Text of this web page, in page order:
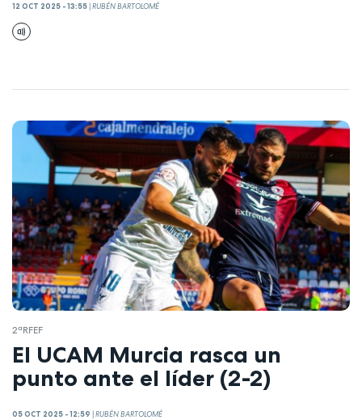
12 OCT 2025 - 13:55 |RUBÉN BARTOLOMÉ
2ªRFEF
El UCAM Murcia rasca un
punto ante el líder (2-2)
05 OCT 2025 - 12:59 |RUBÉN BARTOLOMÉ